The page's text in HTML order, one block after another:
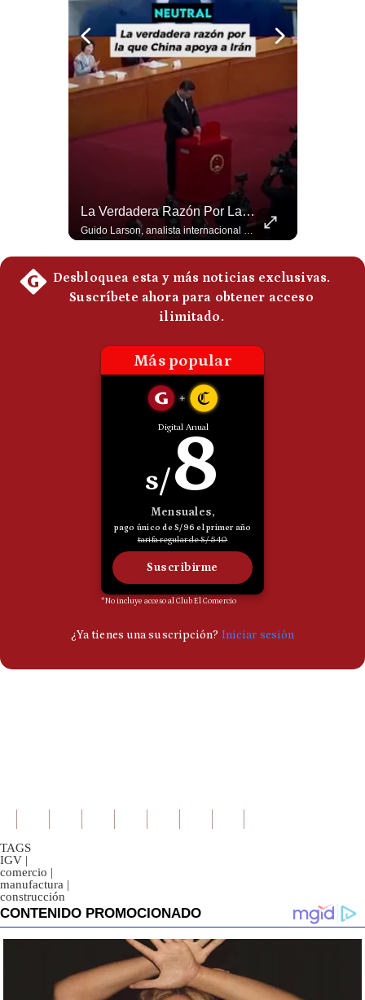
gestion.pe
Preguntas
Frecuentes
La Verdadera Razón Por La Que China Apoya A Irán | Gestión Mundo
Guido Larson, analista internacional explica que la guerra no puede entenderse únicamente como un enfrentamiento entre Estados Unidos e Irán, sino también dentro de la competencia global entre Washington y Pekín. El analista sostiene que China mantiene su relación petrolera con Irán y que le interesa que Estados Unidos consuma recursos y pierda influencia. 🚀 ¿Quieres entender el mundo sin ruido? Únete a nuestra comunidad y forma parte del cambio. #GestiónNewsroomLive #NoticiasGlobales #AnálisisGeopolítico #EconomíaMundial #IA #Geopolítica #LatinosEnUSA #NoticiasEnEspañol 👉 Suscríbete y activa la campana para no perderte nuestro análisis diario. 🌎 Síguenos en nuestras redes sociales: 📌 Web oficial: https://gestion.pe/mundo/ 📌 LinkedIn: http://bit.ly/3HYIET0 📌 X (Twitter): http://bit.ly/4noZtX9 📌 TikTok: http://bit.ly/4evB6TO
TAGS
IGV |
comercio |
manufactura |
construcción